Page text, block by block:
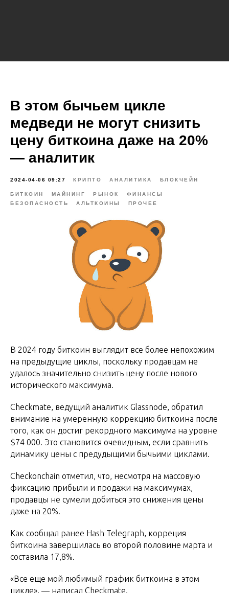
В этом бычьем цикле
медведи не могут снизить
цену биткоина даже на 20%
— аналитик
2024-04-06 09:27 КРИПТО АНАЛИТИКА БЛОКЧЕЙН
БИТКОИН МАЙНИНГ РЫНОК
ФИНАНСЫ
БЕЗОПАСНОСТЬ
АЛЬТКОИНЫ ПРОЧЕЕ
В 2024 году биткоин выглядит все более непохожим
на предыдущие циклы, поскольку продавцам не
удалось значительно снизить цену после нового
исторического максимума.
Checkmate, ведущий аналитик Glassnode, обратил
внимание на умеренную коррекцию биткоина после
того, как он достиг рекордного максимума на уровне
$74 000. Это становится очевидным, если сравнить
динамику цены с предудыщими бычьими циклами.
Checkonchain отметил, что, несмотря на массовую
фиксацию прибыли и продажи на максимумах,
продавцы не сумели добиться это снижения цены
даже на 20%.
Как сообщал ранее Hash Telegraph, корреция
биткоина завершилась во второй половине марта и
составила 17,8%.
«Все еще мой любимый график биткоина в этом
цикле», — написал Checkmate.